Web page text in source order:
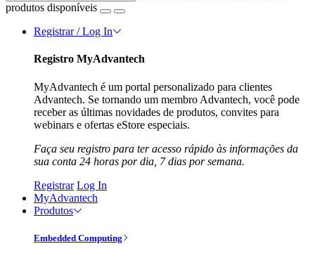
produtos disponíveis
Registrar / Log In
Registro MyAdvantech
MyAdvantech é um portal personalizado para clientes
Advantech. Se tornando um membro Advantech, você pode
receber as últimas novidades de produtos, convites para
webinars e ofertas eStore especiais.
Faça seu registro para ter acesso rápido às informações da
sua conta 24 horas por dia, 7 dias por semana.
Registrar Log In
MyAdvantech
Produtos
Embedded Computing